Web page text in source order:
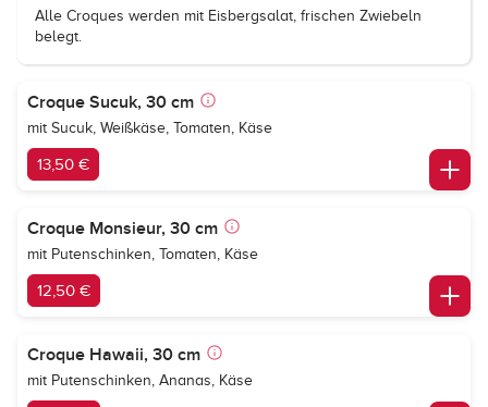
Alle Croques werden mit Eisbergsalat, frischen Zwiebeln
belegt.
Croque Sucuk, 30 cm
mit Sucuk, Weißkäse, Tomaten, Käse
13,50 €
Croque Monsieur, 30 cm
mit Putenschinken, Tomaten, Käse
12,50 €
Croque Hawaii, 30 cm
mit Putenschinken, Ananas, Käse